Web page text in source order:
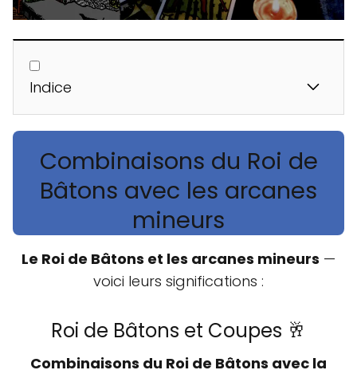
Indice
Combinaisons du Roi de
Bâtons avec les arcanes
mineurs
Le Roi de Bâtons et les arcanes mineurs —
voici leurs significations :
Roi de Bâtons et Coupes 🥂
Combinaisons du Roi de Bâtons avec la